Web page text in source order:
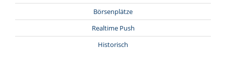
Börsenplätze
Realtime Push
Historisch